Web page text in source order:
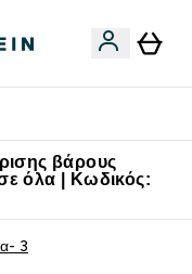
βάρους
όλα | Κωδικός:
3